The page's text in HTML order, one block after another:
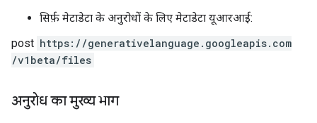
सिर्फ़ मेटाडेटा के अनुरोधों के लिए मेटाडेटा यूआरआई:
post https: / /generativelanguage.googleapis.com
/v1beta/files
अनुरोध का मुख्य भाग